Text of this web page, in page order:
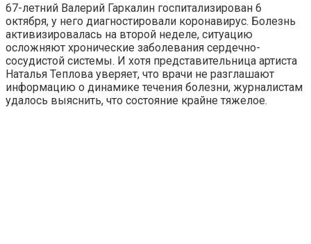
67-летний Валерий Гаркалин госпитализирован 6
октября, у него диагностировали коронавирус. Болезнь
активизировалась на второй неделе, ситуацию
осложняют хронические заболевания сердечно-
сосудистой системы. И хотя представительница артиста
Наталья Теплова уверяет, что врачи не разглашают
информацию о динамике течения болезни, журналистам
удалось выяснить, что состояние крайне тяжелое.